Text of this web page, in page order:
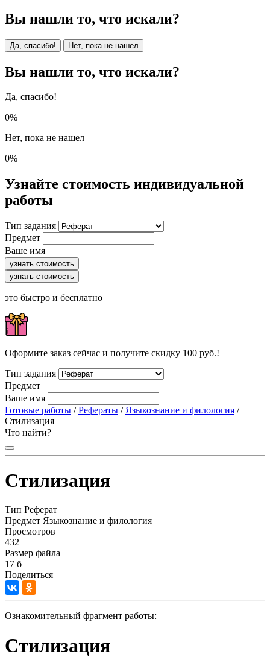
Вы нашли то, что искали?
Да, спасибо! Нет, пока не нашел
Вы нашли то, что искали?
Да, спасибо!
0%
Нет, пока не нашел
0%
Узнайте стоимость индивидуальной
работы
Тип задания
Предмет
Ваше имя
узнать стоимость
узнать стоимость
это быстро и бесплатно
Оформите заказ сейчас и получите скидку 100 руб.!
Тип задания
Предмет
Ваше имя
Готовые работы /Рефераты / Языкознание и филология /
Стилизация
Что найти?
Стилизация
Тип Реферат
Предмет Языкознание и филология
Просмотров
432
Размер файла
17 б
Поделиться
Ознакомительный фрагмент работы:
Стилизация